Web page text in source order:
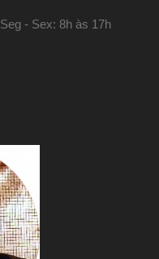
Seg - Sex: 8h às 17h